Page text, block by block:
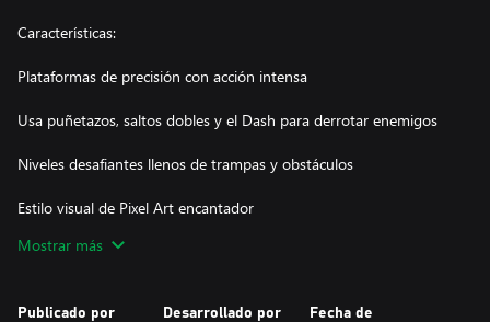
Características:
Plataformas de precisión con acción intensa
Usa puñetazos, saltos dobles y el Dash para derrotar enemigos
Niveles desafiantes llenos de trampas y obstáculos
Estilo visual de Pixel Art encantador
Banda sonora energética y envolvente
Mostrar más
Publicado por Desarrollado por
Fecha de